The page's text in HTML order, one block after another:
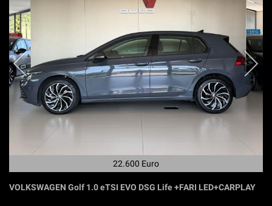
22.600 Euro
VOLKSWAGEN Golf 1.0 eTSI EVO DSG Life +FARI LED+CARPLAY
cookie
policy
Salva
le
impostazioni